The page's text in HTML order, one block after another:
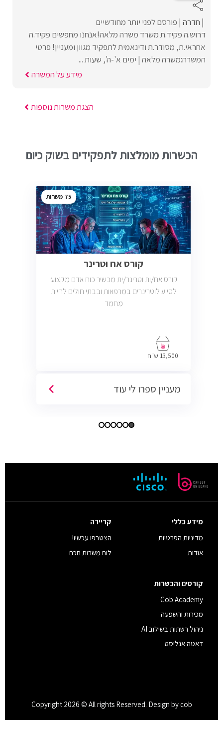
חדרה פורסם לפני יותר מחודשיים
דרוש.ה פקיד.ת משרד משרה מלאה!אנחנו מחפשים פקיד.ה
אחראי.ת, מסודר.ת ודינאמית לתפקיד מגוון ומעניין! פרטי
המשרה:משרה מלאה | ימים א'-ה', שעות ...
מידע על המשרה
הצגת משרות נוספות
הכשרות מומלצות לתפקידים בשוק כיום
75
קורס אח וטרינר
קורס אח/ות וטרינר/ית מכשיר כוח אדם מקצועי
לסיוע לוטרינרים במרפאות ובבתי חולים לחיות
מחמד
13,500 ש"ח
מעניין ספרו לי עוד
מידע כללי
מדיניות הפרטיות
אודות
קריירה
הצטרפו עכשיו!
לוח משרות חכם
קורסים והכשרות
Cob Academy
מכירות והשפעה
ניהול רשתות בשילוב AI
דאטה אנליסט
Copyright 2026 © All rights Reserved. Design by cob